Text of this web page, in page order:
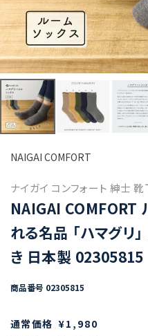
NAIGAI COMFORT
ナイガイ コンフォート 紳士
NAIGAI COMFORT
れる名品 「ハマグリ
き 日本製 02305815
商品番号 02305815
通常価格 ¥1,980